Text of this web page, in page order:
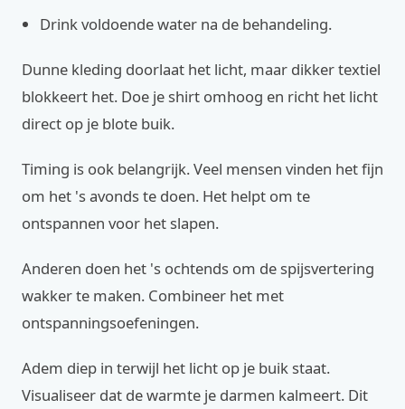
Drink voldoende water na de behandeling.
Dunne kleding doorlaat het licht, maar dikker textiel
blokkeert het. Doe je shirt omhoog en richt het licht
direct op je blote buik.
Timing is ook belangrijk. Veel mensen vinden het fijn
om het 's avonds te doen. Het helpt om te
ontspannen voor het slapen.
Anderen doen het 's ochtends om de spijsvertering
wakker te maken. Combineer het met
ontspanningsoefeningen.
Adem diep in terwijl het licht op je buik staat.
Visualiseer dat de warmte je darmen kalmeert. Dit